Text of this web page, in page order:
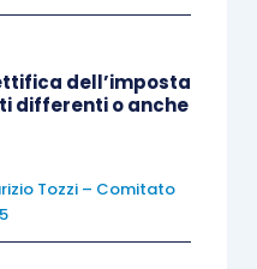
dell’imposta
differenti o anche
Tozzi – Comitato